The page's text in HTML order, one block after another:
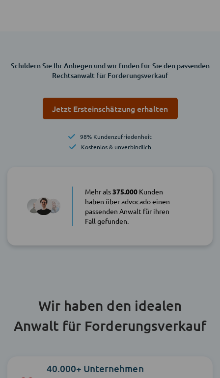
Schildern Sie Ihr Anliegen und wir finden für Sie den passenden
Rechtsanwalt für Forderungsverkauf
Jetzt Ersteinschätzung erhalten
98% Kundenzufriedenheit
Kostenlos & unverbindlich
Mehr als375.000Kunden
haben über advocado einen
passenden Anwalt für ihren
Fall gefunden.
Wir haben den idealen
Anwalt für Forderungsverkauf
40.000+ Unternehmen